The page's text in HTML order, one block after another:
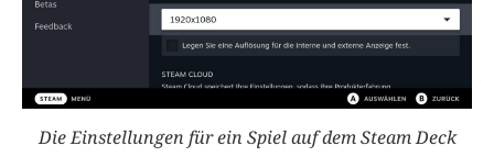
Die Einstellungen für ein Spiel auf dem Steam Deck